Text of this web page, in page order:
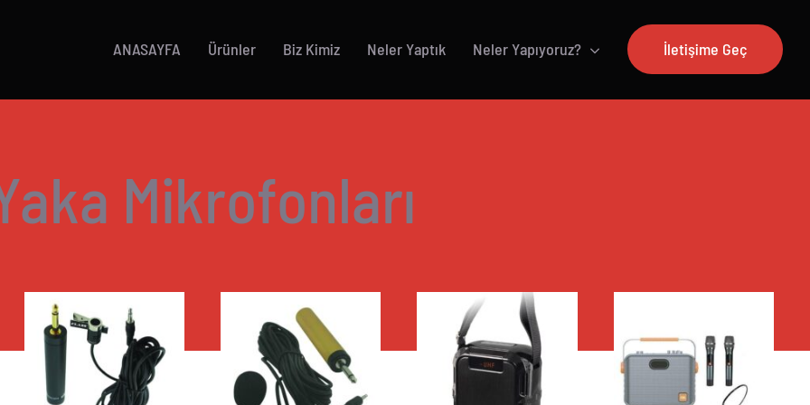
ANASAYFA Ürünler Biz Kimiz Neler Yaptık Neler Yapıyoruz? İletişime Geç
Mikrofonları
AYRINTILAR AYRINTILAR AYRINTILAR AYRINTILAR